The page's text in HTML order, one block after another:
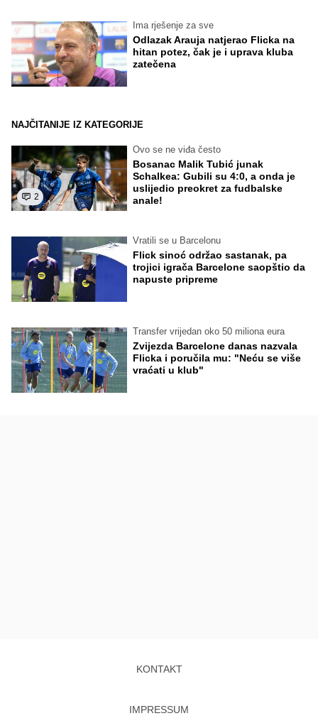
Ima rješenje za sve
Odlazak Arauja natjerao Flicka na
hitan potez, čak je i uprava kluba
zatečena
NAJČITANIJE IZ KATEGORIJE
2
Ovo se ne viđa često
Bosanac Malik Tubić junak
Schalkea: Gubili su 4:0, a onda je
uslijedio preokret za fudbalske
anale!
Vratili se u Barcelonu
Flick sinoć održao sastanak, pa
trojici igrača Barcelone saopštio da
napuste pripreme
Transfer vrijedan oko 50 miliona eura
Zvijezda Barcelone danas nazvala
Flicka i poručila mu: "Neću se više
vraćati u klub"
KONTAKT
IMPRESSUM